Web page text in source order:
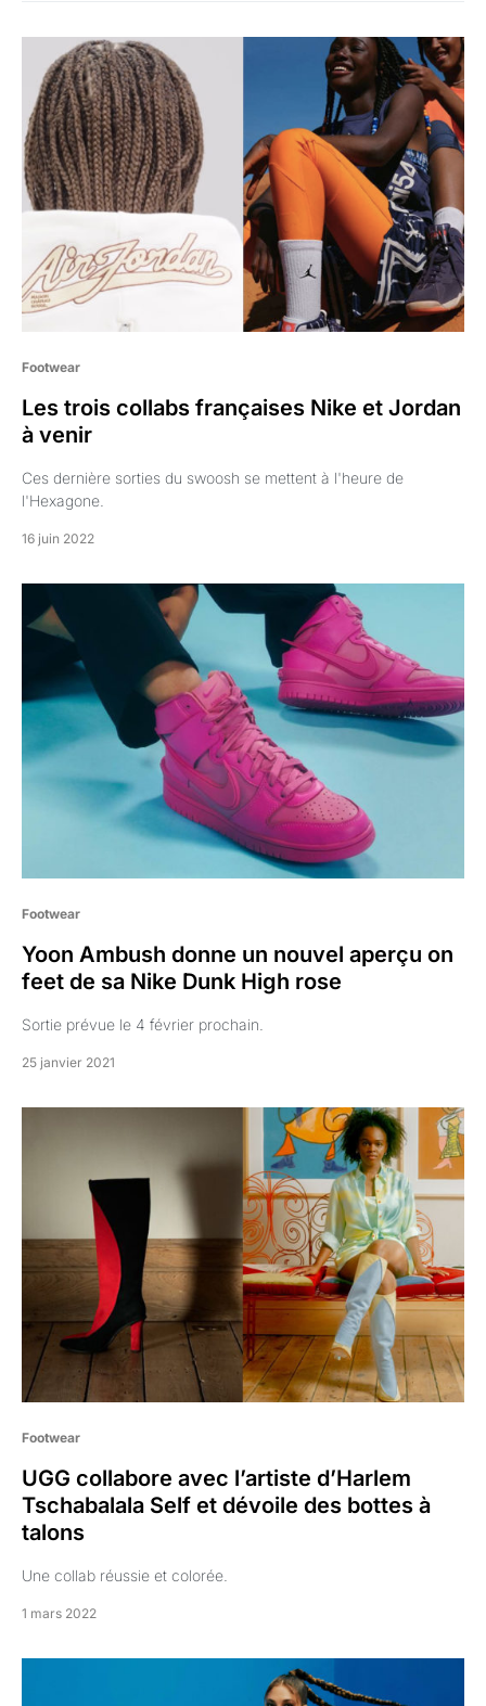
Footwear
Les trois collabs françaises Nike et Jordan
à venir
Ces dernière sorties du swoosh se mettent à l'heure de
l'Hexagone.
16 juin 2022
Footwear
Yoon Ambush donne un nouvel aperçu on
feet de sa Nike Dunk High rose
Sortie prévue le 4 février prochain.
25 janvier 2021
Footwear
UGG collabore avec l’artiste d’Harlem
Tschabalala Self et dévoile des bottes à
talons
Une collab réussie et colorée.
1 mars 2022